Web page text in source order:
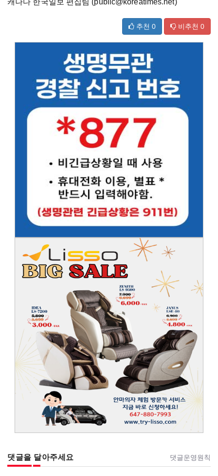
추천 0 비추천 0
댓글을 달아주세요 댓글운영원칙